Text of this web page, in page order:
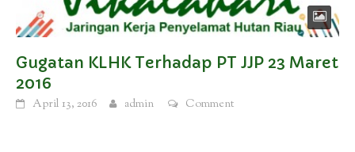
Gugatan KLHK Terhadap PT JJP 23 Maret
2016
April 13, 2016 admin Comment